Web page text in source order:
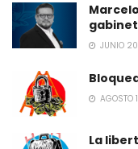
JUNIO
AGOSTO
La